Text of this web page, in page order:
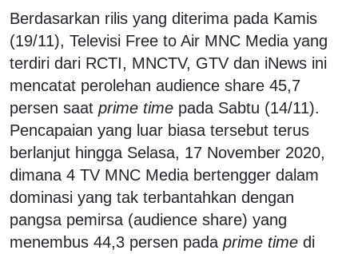
Berdasarkan rilis yang diterima pada Kamis
(19/11), Televisi Free to Air MNC Media yang
terdiri dari RCTI, MNCTV, GTV dan iNews ini
mencatat perolehan audience share 45,7
persen saat prime time pada Sabtu (14/11).
Pencapaian yang luar biasa tersebut terus
berlanjut hingga Selasa, 17 November 2020,
dimana 4 TV MNC Media bertengger dalam
dominasi yang tak terbantahkan dengan
pangsa pemirsa (audience share) yang
menembus 44,3 persen pada prime time di